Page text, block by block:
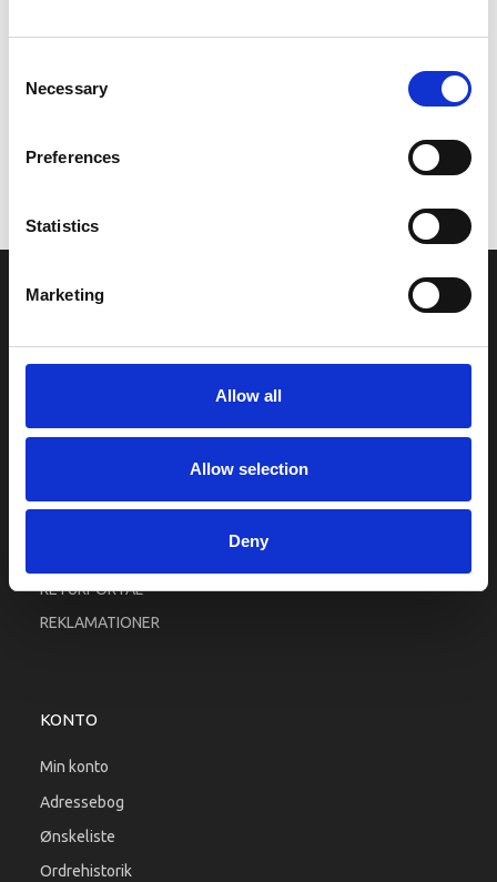
Selection
Necessary
Preferences
Statistics
Marketing
Allow all
Allow selection
Deny
Vi oplever i øjeblikket store og hyppige prisændringer i markedet.
leveres, eller hvor prisen afviger fra det viste. Vi kontakter dig
naturligvis, hvis dette er tilfældet.
INFORMATIONER
RETURPORTAL
REKLAMATIONER
KONTO
Min konto
Adressebog
Ønskeliste
Ordrehistorik